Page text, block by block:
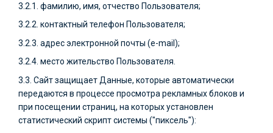
3.2.1. фамилию, имя, отчество Пользователя;
3.2.2. контактный телефон Пользователя;
3.2.3. адрес электронной почты (e-mail);
3.2.4. место жительство Пользователя.
3.3. Сайт защищает Данные, которые автоматически
передаются в процессе просмотра рекламных блоков и
при посещении страниц, на которых установлен
статистический скрипт системы ("пиксель"):